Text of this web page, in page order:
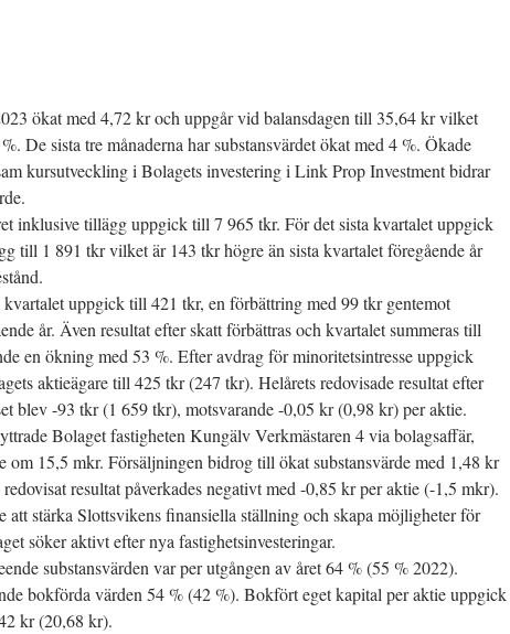
ökat med 4,72 kr och uppgår vid balansdagen till 35,64 kr vilket
De sista tre månaderna har substansvärdet ökat med 4 %. Ökade
kursutveckling i Bolagets investering i Link Prop Investment bidrar
inklusive tillägg uppgick till 7 965 tkr. För det sista kvartalet uppgick
till 1 891 tkr vilket är 143 tkr högre än sista kvartalet föregående år
uppgick till 421 tkr, en förbättring med 99 tkr gentemot
år. Även resultat efter skatt förbättras och kvartalet summeras till
en ökning med 53 %. Efter avdrag för minoritetsintresse uppgick
aktieägare till 425 tkr (247 tkr). Helårets redovisade resultat efter
blev -93 tkr (1 659 tkr), motsvarande -0,05 kr (0,98 kr) per aktie.
Bolaget fastigheten Kungälv Verkmästaren 4 via bolagsaffär,
om 15,5 mkr. Försäljningen bidrog till ökat substansvärde med 1,48 kr
resultat påverkades negativt med -0,85 kr per aktie (-1,5 mkr).
att stärka Slottsvikens finansiella ställning och skapa möjligheter för
söker aktivt efter nya fastighetsinvesteringar.
substansvärden var per utgången av året 64 % (55 % 2022).
bokförda värden 54 % (42 %). Bokfört eget kapital per aktie uppgick
kr (20,68 kr).